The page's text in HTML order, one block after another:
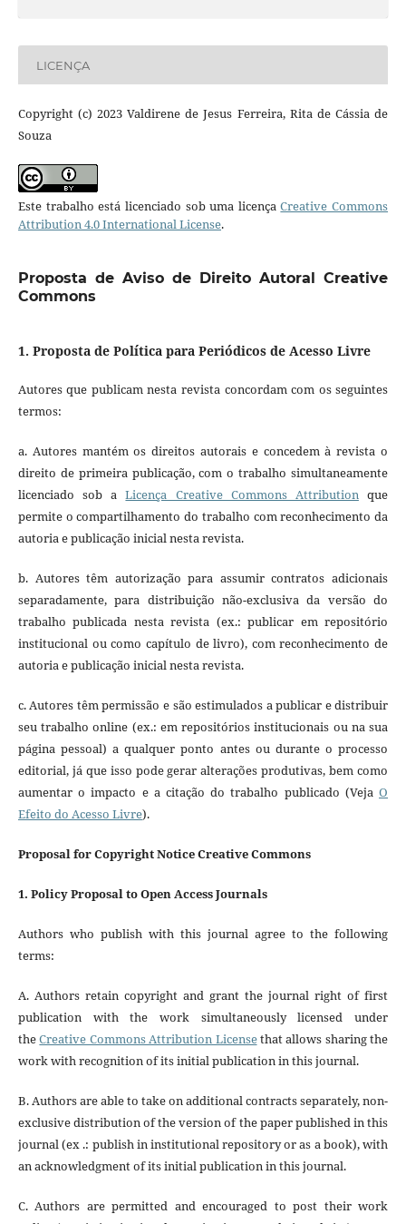
LICENÇA
Copyright (c) 2023 Valdirene de Jesus Ferreira, Rita de Cássia de
Souza
Este trabalho está licenciado sob uma licençaCreative Commons
Attribution 4.0 International License.
Proposta de Aviso de Direito Autoral Creative
Commons
1. Proposta de Política para Periódicos de Acesso Livre
Autores que publicam nesta revista concordam com os seguintes
termos:
a. Autores mantém os direitos autorais e concedem à revista o
direito de primeira publicação, com o trabalho simultaneamente
licenciado sob aLicença Creative Commons Attributionque
permite o compartilhamento do trabalho com reconhecimento da
autoria e publicação inicial nesta revista.
b. Autores têm autorização para assumir contratos adicionais
separadamente, para distribuição não-exclusiva da versão do
trabalho publicada nesta revista (ex.: publicar em repositório
institucional ou como capítulo de livro), com reconhecimento de
autoria e publicação inicial nesta revista.
c. Autores têm permissão e são estimulados a publicar e distribuir
seu trabalho online (ex.: em repositórios institucionais ou na sua
página pessoal) a qualquer ponto antes ou durante o processo
editorial, já que isso pode gerar alterações produtivas, bem como
aumentar o impacto e a citação do trabalho publicado (VejaO
Efeito do Acesso Livre).
Proposal for Copyright Notice Creative Commons
1. Policy Proposal to Open Access Journals
Authors who publish with this journal agree to the following
terms:
A. Authors retain copyright and grant the journal right of first
publication with the work simultaneously licensed under
theCreative Commons Attribution Licensethat allows sharing the
work with recognition of its initial publication in this journal.
B. Authors are able to take on additional contracts separately, non-
exclusive distribution of the version of the paper published in this
journal (ex .: publish in institutional repository or as a book), with
an acknowledgment of its initial publication in this journal.
C. Authors are permitted and encouraged to post their work